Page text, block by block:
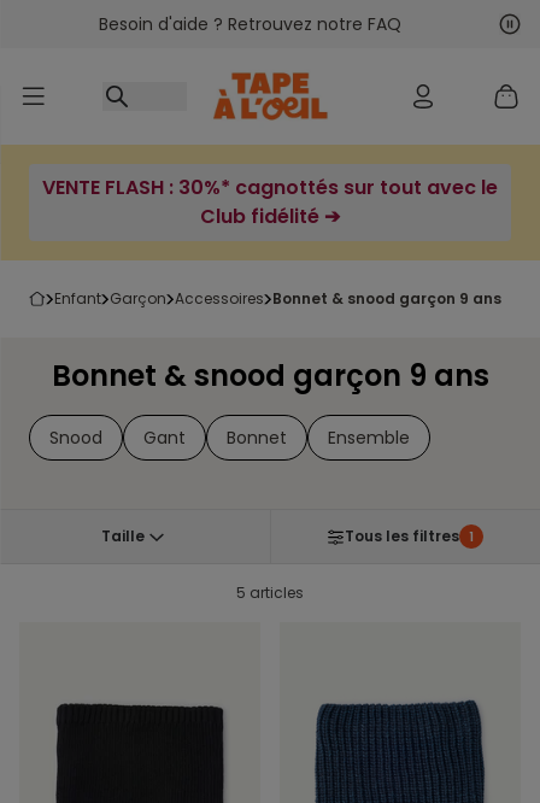
Accéder au contenu
Besoin d'aide ? Retrouvez notre FAQ
VENTE FLASH : 30%* cagnottés sur tout avec le
Club fidélité ➔
enfant garçon accessoires bonnet & snood garçon 9 ans
Bonnet & snood garçon 9 ans
Snood Gant Bonnet Ensemble
Taille Tous les filtres 1
5 articles